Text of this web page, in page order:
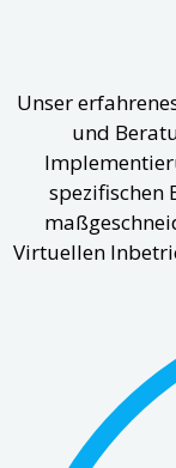
Unser
und
spezifischen
Virtuellen